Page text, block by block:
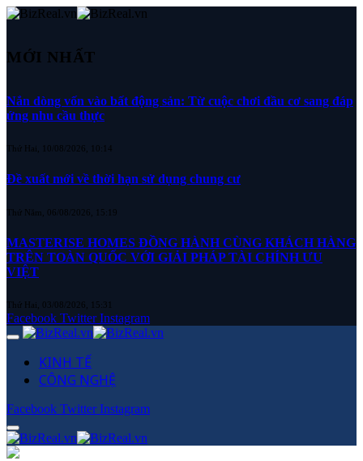
MỚI NHẤT
Nắn dòng vốn vào bất động sản: Từ cuộc chơi đầu cơ sang đáp
ứng nhu cầu thực
Thứ Hai, 10/08/2026, 10:14
Đề xuất mới về thời hạn sử dụng chung cư
Thứ Năm, 06/08/2026, 15:19
MASTERISE HOMES ĐỒNG HÀNH CÙNG KHÁCH HÀNG
TRÊN TOÀN QUỐC VỚI GIẢI PHÁP TÀI CHÍNH ƯU
VIỆT
Thứ Hai, 03/08/2026, 15:31
Facebook Twitter Instagram
KINH TẾ
CÔNG NGHỆ
Facebook Twitter Instagram